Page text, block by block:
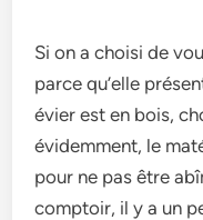
Si on a choisi de
parce qu’elle
évier est en bois,
évidemment, le
pour ne pas être
comptoir, il y a un